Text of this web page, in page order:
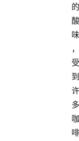
的
酸
味
，
受
到
许
多
咖
啡